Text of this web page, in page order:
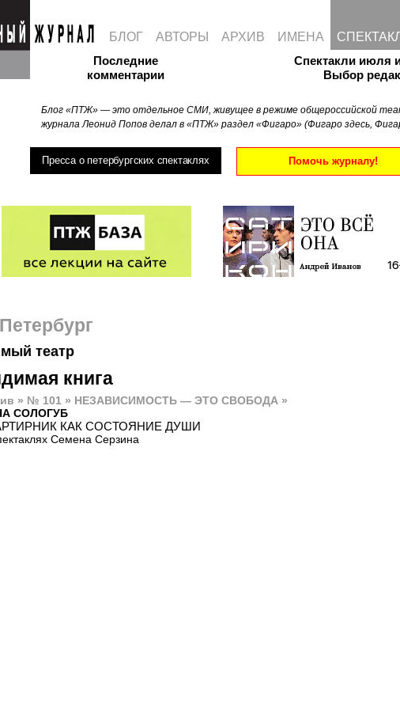
Последние
комментарии
Блог «ПТЖ» — это отдельное СМИ, живущее в режиме общероссийской
журнала Леонид Попов делал в «ПТЖ» раздел «Фигаро» (Фигаро здесь,
Спектакли июля и
Выбор
Пресса о петербургских спектаклях Помочь журналу!
БЛОГ АВТОРЫ АРХИВ ИМЕНА
театр
книга
» № 101 » НЕЗАВИСИМОСТЬ — ЭТО СВОБОДА »
СОЛОГУБ
КАК СОСТОЯНИЕ ДУШИ
Семена Серзина